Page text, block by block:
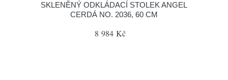
SKLENĚNÝ ODKLÁDACÍ STOLEK ANGEL
CERDÁ NO. 2036, 60 CM
8 984 Kč